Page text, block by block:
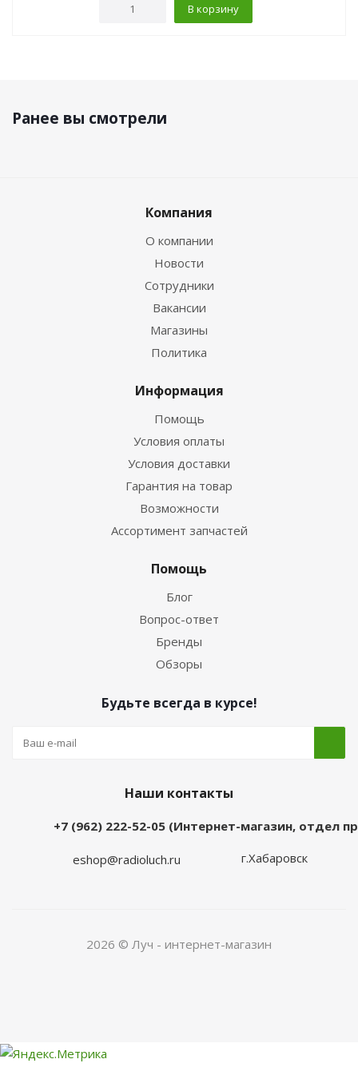
В корзину
Ранее вы смотрели
Компания
О компании
Новости
Сотрудники
Вакансии
Магазины
Политика
Информация
Помощь
Условия оплаты
Условия доставки
Гарантия на товар
Возможности
Ассортимент запчастей
Помощь
Блог
Вопрос-ответ
Бренды
Обзоры
Будьте всегда в курсе!
Наши контакты
+7 (962) 222-52-05 (Интернет-магазин, отдел
eshop@radioluch.ru г.Хабаровск
2026 © Луч - интернет-магазин